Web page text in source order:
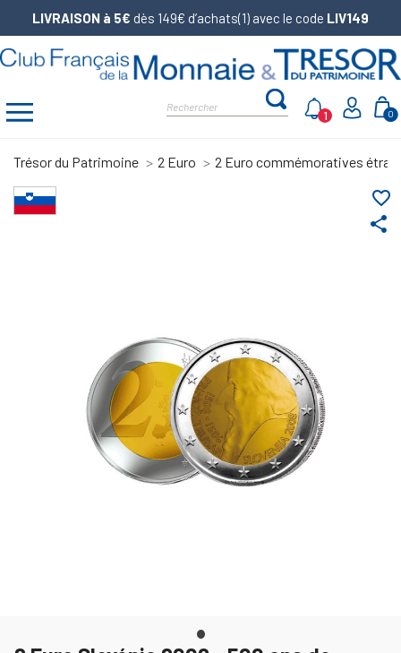
LIVRAISON à 5€ dès 149€ d’achats(1) avec le code LIV149
0
1
Trésor du Patrimoine 2 Euro 2 Euro commémoratives
share
favorite_border